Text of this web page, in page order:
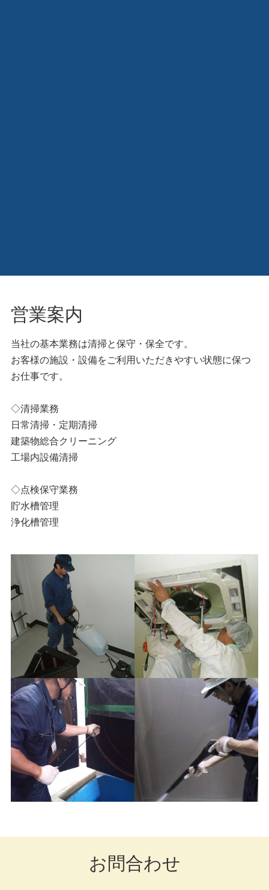
営業案内
当社の基本業務は清掃と保守・保全です。
お客様の施設・設備をご利用いただきやすい状態に保つ
お仕事です。
◇清掃業務
日常清掃・定期清掃
建築物総合クリーニング
工場内設備清掃
◇点検保守業務
貯水槽管理
浄化槽管理
お問合わせ